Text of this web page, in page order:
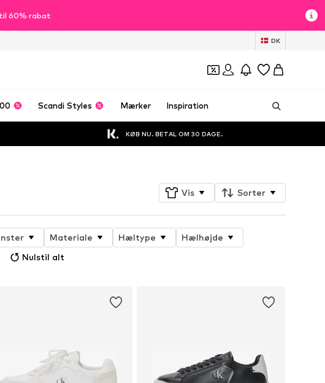
60% rabat
DK
Scandi Styles Mærker Inspiration
KØB NU. BETAL OM 30 DAGE.
Vis Sorter
Materiale Hæltype
Hælhøjde
Nulstil alt